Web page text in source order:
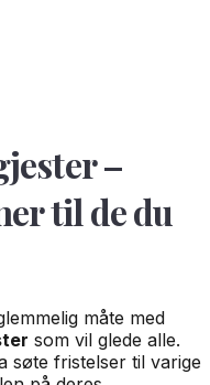
–
til de du
måte med
som vil glede alle.
søte fristelser til varige